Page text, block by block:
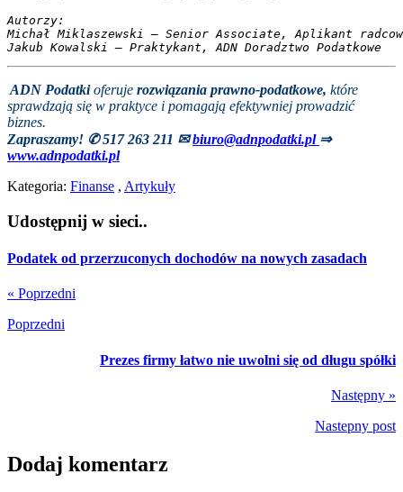
Autorzy:
Michał Miklaszewski – Senior Associate, Aplikant
Jakub Kowalski – Praktykant, ADN Doradztwo Podatkowe
ADN Podatkioferuje rozwiązania prawno-podatkowe, które
sprawdzają się w praktyce i pomagają efektywniej prowadzić
biznes.
Zapraszamy! ✆ 517 263 211 ✉biuro@adnpodatki.pl ⇒
www.adnpodatki.pl
Kategoria: Finanse , Artykuły
Udostępnij w sieci..
Podatek od przerzuconych dochodów na nowych zasadach
« Poprzedni
Poprzedni
Prezes firmy łatwo nie uwolni się od długu spółki
Następny »
Nastepny post
Dodaj komentarz